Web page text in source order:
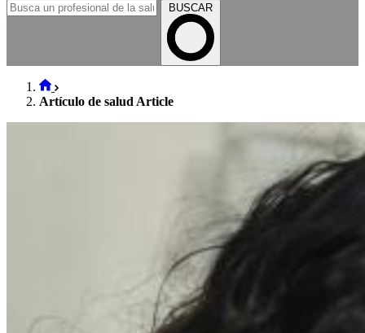
BUSCAR
Artículo de salud Article